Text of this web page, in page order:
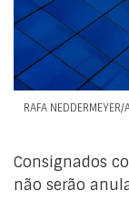
RAFA
Consignados
não serão